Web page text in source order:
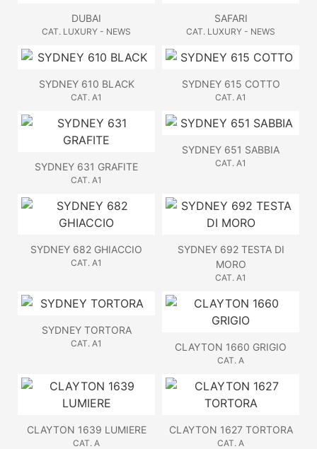
DUBAI
CAT. LUXURY - NEWS
SAFARI
CAT. LUXURY - NEWS
SYDNEY 610 BLACK
CAT. A1
SYDNEY 615 COTTO
CAT. A1
SYDNEY 631 GRAFITE
CAT. A1
SYDNEY 651 SABBIA
CAT. A1
SYDNEY 682 GHIACCIO
CAT. A1
SYDNEY 692 TESTA DI
MORO
CAT. A1
SYDNEY TORTORA
CAT. A1 CLAYTON 1660 GRIGIO
CAT. A
CLAYTON 1639 LUMIERE
CAT. A
CLAYTON 1627 TORTORA
CAT. A